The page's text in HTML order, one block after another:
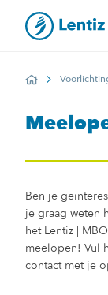
Home
Ben je
je graag weten
het Lentiz |
meelopen! Vul
contact met je